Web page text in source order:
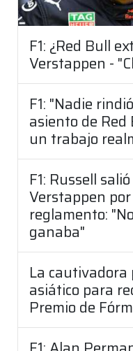
F1: ¿Red Bull
Verstappen -
F1: "Nadie
asiento de Red
un trabajo
F1: Russell
Verstappen
reglamento:
ganaba"
La
asiático para
Premio de